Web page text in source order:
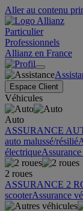
Aller au contenu
Particulier
Professionnels
Allianz en France
Espace Client
Véhicules
Auto
ASSURANCE
auto malussé/résilié
électrique
2 roues
ASSURANCE 2
scooterAssurance